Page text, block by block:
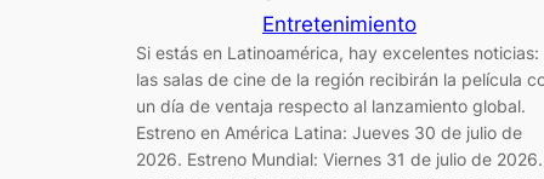
Entretenimiento
Si estás en Latinoamérica, hay excelentes noticias:
las salas de cine de la región recibirán la película
un día de ventaja respecto al lanzamiento global.
Estreno en América Latina: Jueves 30 de julio de
2026. Estreno Mundial: Viernes 31 de julio de 2026.